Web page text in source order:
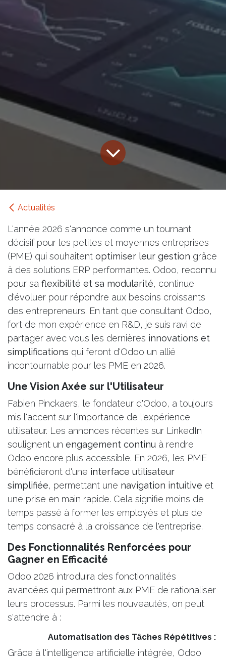
Actualités
L'année 2026 s'annonce comme un tournant
décisif pour les petites et moyennes entreprises
(PME) qui souhaitent optimiser leur gestion grâce
à des solutions ERP performantes. Odoo, reconnu
pour sa flexibilité et sa modularité, continue
d'évoluer pour répondre aux besoins croissants
des entrepreneurs. En tant que consultant Odoo,
fort de mon expérience en R&D, je suis ravi de
partager avec vous les dernières innovations et
simplifications qui feront d'Odoo un allié
incontournable pour les PME en 2026.
Une Vision Axée sur l'Utilisateur
Fabien Pinckaers, le fondateur d'Odoo, a toujours
mis l'accent sur l'importance de l'expérience
utilisateur. Les annonces récentes sur LinkedIn
soulignent un engagement continu à rendre
Odoo encore plus accessible. En 2026, les PME
bénéficieront d'une interface utilisateur
simplifiée, permettant une navigation intuitive et
une prise en main rapide. Cela signifie moins de
temps passé à former les employés et plus de
temps consacré à la croissance de l'entreprise.
Des Fonctionnalités Renforcées pour
Gagner en Efficacité
Odoo 2026 introduira des fonctionnalités
avancées qui permettront aux PME de rationaliser
leurs processus. Parmi les nouveautés, on peut
s'attendre à :
​Automatisation des Tâches Répétitives :
Grâce à l'intelligence artificielle intégrée, Odoo